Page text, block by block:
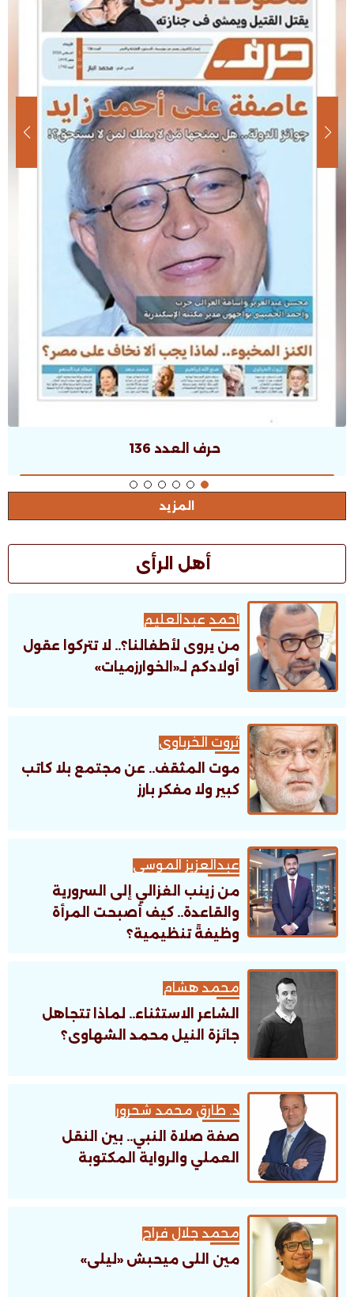
حرف العدد 135
المزيد
أهل الرأى
أحمد عبدالعليم
من يروى لأطفالنا؟.. لا تتركوا عقول
أولادكم لـ«الخوارزميات»
ثروت الخرباوى
موت المثقف.. عن مجتمع بلا كاتب
كبير ولا مفكر بارز
عبدالعزيز الموسى
من زينب الغزالي إلى السرورية
والقاعدة.. كيف أصبحت المرأة
وظيفةً تنظيمية؟
محمد هشام
الشاعر الاستثناء.. لماذا تتجاهل
جائزة النيل محمد الشهاوى؟
د. طارق محمد شحرور
صفة صلاة النبي.. بين النقل
العملي والرواية المكتوبة
محمد جلال فراج
مين اللى ميحبش «ليلى»